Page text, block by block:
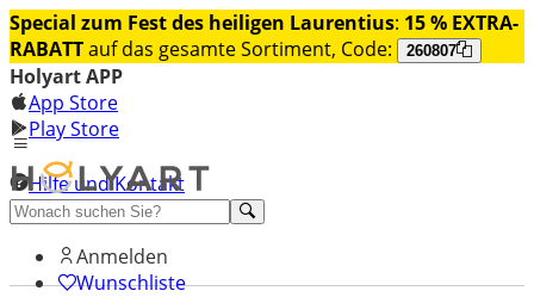
Special zum Fest des heiligen Laurentius: 15 % EXTRA-
RABATTauf das gesamte Sortiment, Code: 260807
Holyart APP
App Store
Play Store
Hilfe und Kontakt
Entdecken Sie Premium
Anmelden
Wunschliste